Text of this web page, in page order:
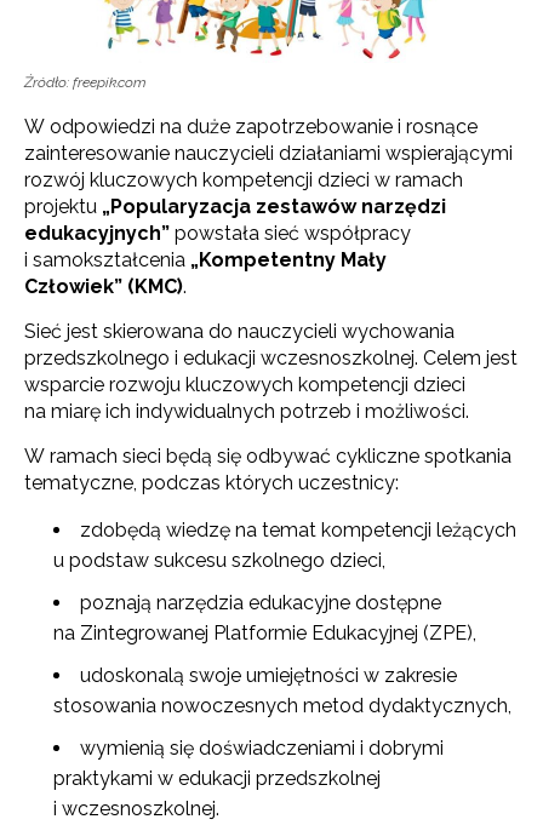
Źródło: freepik.com
W odpowiedzi na duże zapotrzebowanie i rosnące
zainteresowanie nauczycieli działaniami wspierającymi
rozwój kluczowych kompetencji dzieci w ramach
projektu „Popularyzacja zestawów narzędzi
edukacyjnych” powstała sieć współpracy
i samokształcenia „Kompetentny Mały
Człowiek” (KMC).
Sieć jest skierowana do nauczycieli wychowania
przedszkolnego i edukacji wczesnoszkolnej. Celem jest
wsparcie rozwoju kluczowych kompetencji dzieci
na miarę ich indywidualnych potrzeb i możliwości.
W ramach sieci będą się odbywać cykliczne spotkania
tematyczne, podczas których uczestnicy:
zdobędą wiedzę na temat kompetencji leżących
u podstaw sukcesu szkolnego dzieci,
poznają narzędzia edukacyjne dostępne
na Zintegrowanej Platformie Edukacyjnej (ZPE),
udoskonalą swoje umiejętności w zakresie
stosowania nowoczesnych metod dydaktycznych,
wymienią się doświadczeniami i dobrymi
praktykami w edukacji przedszkolnej
i wczesnoszkolnej.